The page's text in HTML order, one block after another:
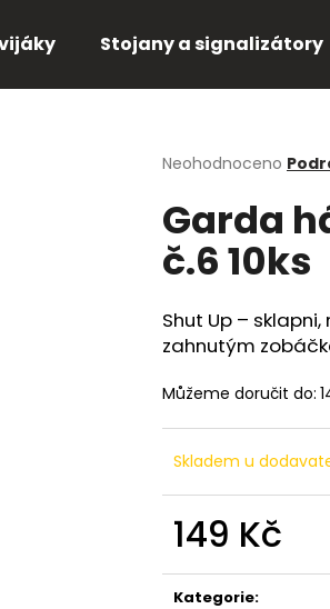
Stojany a signalizátory
Průměrné
produktu
je
0,0
z
hvězdiček.
Neohodnoceno
Garda
č.6 10ks
Shut Up –
zahnutým
Můžeme doručit do:
Skladem u
149 Kč
cena:
Kategorie:
HLEDAT
81 Kč